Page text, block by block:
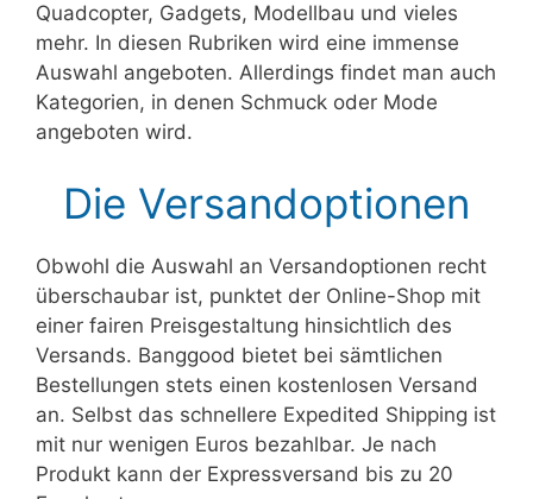
Quadcopter, Gadgets, Modellbau und vieles
mehr. In diesen Rubriken wird eine immense
Auswahl angeboten. Allerdings findet man auch
Kategorien, in denen Schmuck oder Mode
angeboten wird.
Die Versandoptionen
Obwohl die Auswahl an Versandoptionen recht
überschaubar ist, punktet der Online-Shop mit
einer fairen Preisgestaltung hinsichtlich des
Versands. Banggood bietet bei sämtlichen
Bestellungen stets einen kostenlosen Versand
an. Selbst das schnellere Expedited Shipping ist
mit nur wenigen Euros bezahlbar. Je nach
Produkt kann der Expressversand bis zu 20